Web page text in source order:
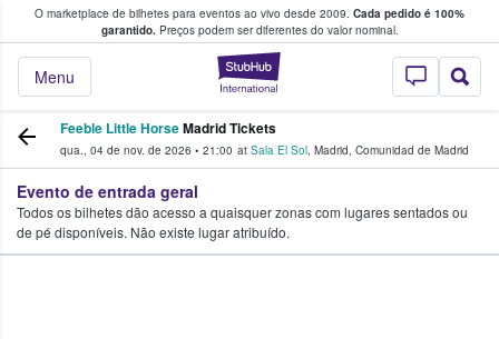
O marketplace de bilhetes para eventos ao vivo desde 2009. Cada pedido é 100%
garantido.Preços podem ser diferentes do valor nominal.
StubHub – onde
Menu
fãs compram e vendem bilhetes
Feeble Little HorseMadrid Tickets
qua., 04 de nov. de 2026 • 21:00 at Sala El Sol, Madrid, Comunidad de Madrid
Evento de entrada geral
Todos os bilhetes dão acesso a quaisquer zonas com lugares sentados ou
de pé disponíveis. Não existe lugar atribuído.